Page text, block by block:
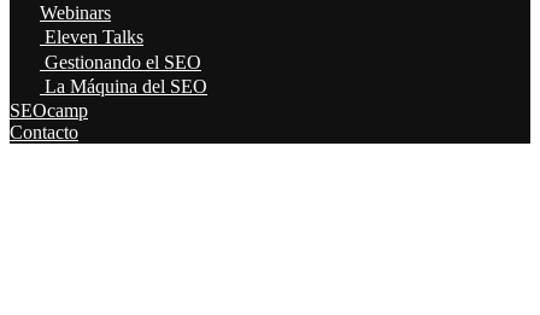
Webinars
Eleven Talks
Gestionando el SEO
La Máquina del SEO
SEOcamp
Contacto